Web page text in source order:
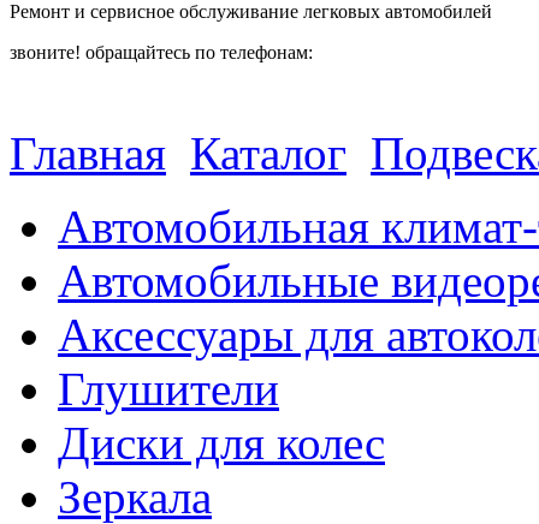
Ремонт и сервисное обслуживание легковых автомобилей
звоните! обращайтесь по телефонам:
Главная Каталог
Автомобильная
Автомобильные
Аксессуары для
Глушители
Диски для колес
Зеркала